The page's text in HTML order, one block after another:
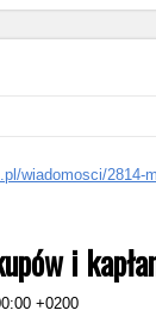
wiadomosci/2814-
i
+0200